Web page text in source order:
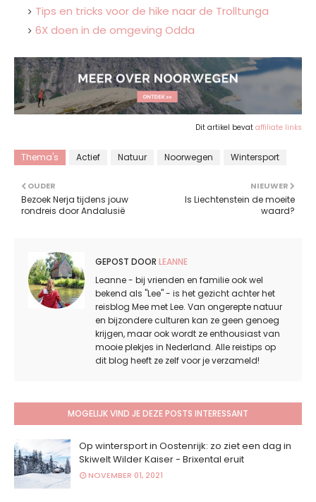
Tips en tricks voor de hike naar de Trolltunga
6X doen in de omgeving Odda
Dit artikel bevat affiliate links
Thema's Actief Natuur Noorwegen Wintersport
NIEUWER
Is Liechtenstein de moeite
waard?
OUDER
Bezoek Nerja tijdens jouw
rondreis door Andalusië
GEPOST DOOR LEANNE
Leanne - bij vrienden en familie ook wel
bekend als "Lee" - is het gezicht achter het
reisblog Mee met Lee. Van ongerepte natuur
en bijzondere culturen kan ze geen genoeg
krijgen, maar ook wordt ze enthousiast van
mooie plekjes in Nederland. Alle reistips op
dit blog heeft ze zelf voor je verzameld!
MOGELIJK VIND JE DEZE POSTS INTERESSANT
Op wintersport in Oostenrijk: zo ziet een dag in
Skiwelt Wilder Kaiser - Brixental eruit
NOVEMBER 01, 2021